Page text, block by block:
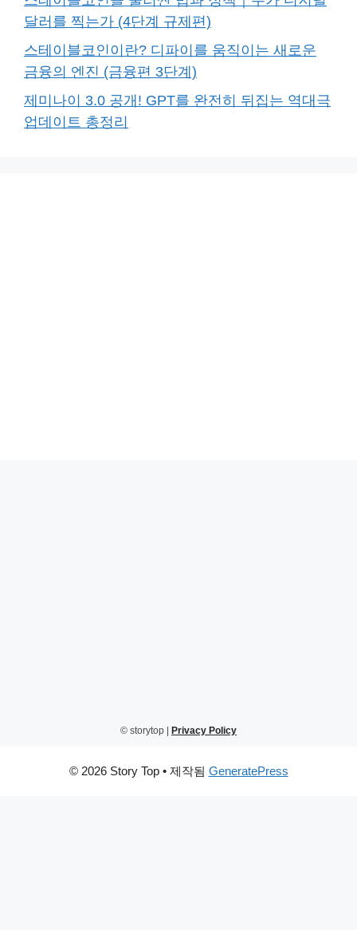
달러를 찍는가 (4단계 규제편)
스테이블코인이란? 디파이를 움직이는 새로운
금융의 엔진 (금융편 3단계)
제미나이 3.0 공개! GPT를 완전히 뒤집는 역대극
업데이트 총정리
© storytop | Privacy Policy
© 2026 Story Top• 제작됨 GeneratePress